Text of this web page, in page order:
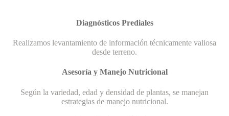
Diagnósticos Prediales
Realizamos levantamiento de información técnicamente valiosa
desde terreno.
Asesoría y Manejo Nutricional
Según la variedad, edad y densidad de plantas, se manejan
estrategias de manejo nutricional.